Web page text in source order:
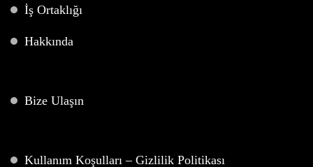
İş Ortaklığı
Hakkında
Bize Ulaşın
Kullanım Koşulları – Gizlilik Politikası